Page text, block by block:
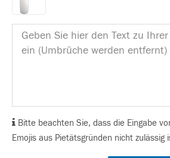
Bitte beachten Sie, dass die Eingabe
Emojis aus Pietätsgründen nicht zulässig